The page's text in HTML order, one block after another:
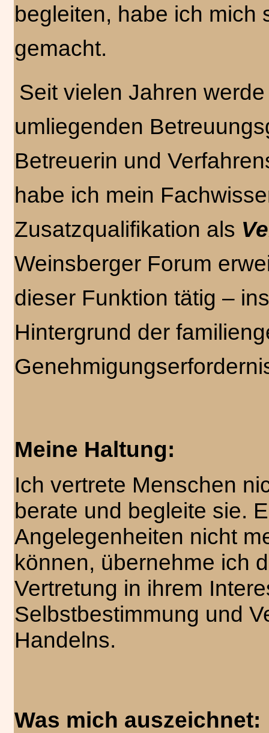
begleiten, habe ich mich
gemacht.
Seit vielen Jahren
umliegenden
Betreuerin und
habe ich mein
Zusatzqualifikation als
Weinsberger Forum
dieser Funktion tätig –
Hintergrund der
Meine Haltung:
Ich vertrete Menschen
berate und begleite sie.
Angelegenheiten nicht
können, übernehme ich
Vertretung in ihrem
Selbstbestimmung und
Handelns.
Was mich auszeichnet: